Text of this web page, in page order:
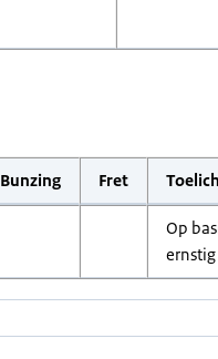
Bunzing Fret
Op